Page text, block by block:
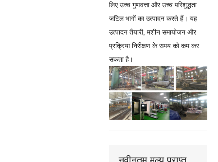
लिए उच्च गुणवत्ता और उच्च परिशुद्धता
जटिल भागों का उत्पादन करते हैं। यह
उत्पादन तैयारी, मशीन समायोजन और
प्रक्रिया निरीक्षण के समय को कम कर
सकता है।